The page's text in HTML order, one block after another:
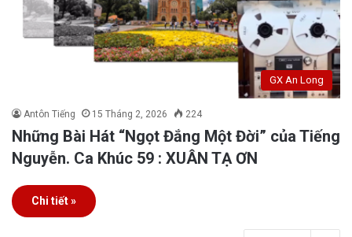
GX An Long
Antôn Tiếng 15 Tháng 2, 2026 224
Những Bài Hát “Ngọt Đắng Một Đời” của Tiếng
Nguyễn. Ca Khúc 59 : XUÂN TẠ ƠN
Chi tiết »